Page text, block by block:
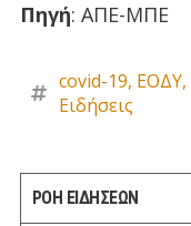
Πηγή: ΑΠΕ-ΜΠΕ
covid-19, ΕΟΔΥ,
Ειδήσεις
ΡΟΗ ΕΙΔΗΣΕΩΝ